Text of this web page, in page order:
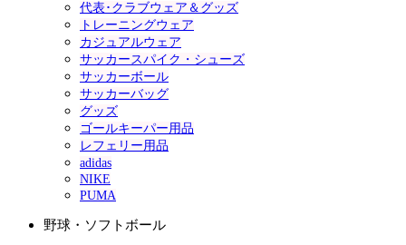
代表･クラブウェア＆グッズ
トレーニングウェア
カジュアルウェア
サッカースパイク・シューズ
サッカーボール
サッカーバッグ
グッズ
ゴールキーパー用品
レフェリー用品
adidas
NIKE
PUMA
野球・ソフトボール